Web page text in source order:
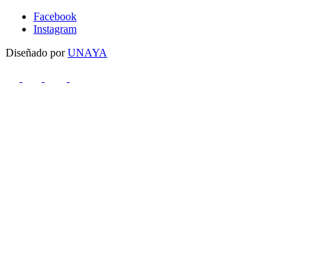
Facebook
Instagram
Diseñado porUNAYA